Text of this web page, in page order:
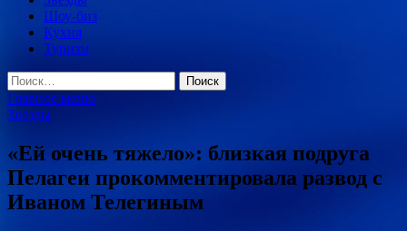
Шоу-биз
Кухня
Туризм
Найти:
Главное меню
Звезды
«Ей очень тяжело»: близкая подруга
Пелагеи прокомментировала развод с
Иваном Телегиным